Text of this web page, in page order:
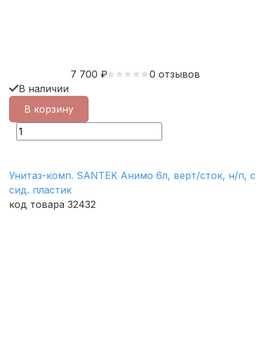
7 700 ₽
0 отзывов
В наличии
В корзину
Унитаз-комп. SANTEK Анимо 6л, верт/сток, н/п, с
сид. пластик
код товара 32432